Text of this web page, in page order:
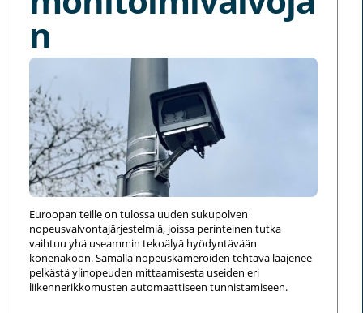
n
Euroopan teille on tulossa uuden sukupolven
nopeusvalvontajärjestelmiä, joissa perinteinen tutka
vaihtuu yhä useammin tekoälyä hyödyntävään
konenäköön. Samalla nopeuskameroiden tehtävä laajenee
pelkästä ylinopeuden mittaamisesta useiden eri
liikennerikkomusten automaattiseen tunnistamiseen.